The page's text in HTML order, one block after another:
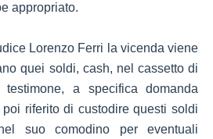
appropriato.
Lorenzo Ferri la vicenda viene
quei soldi, cash, nel cassetto di
a specifica domanda
riferito di custodire questi soldi
suo comodino per eventuali